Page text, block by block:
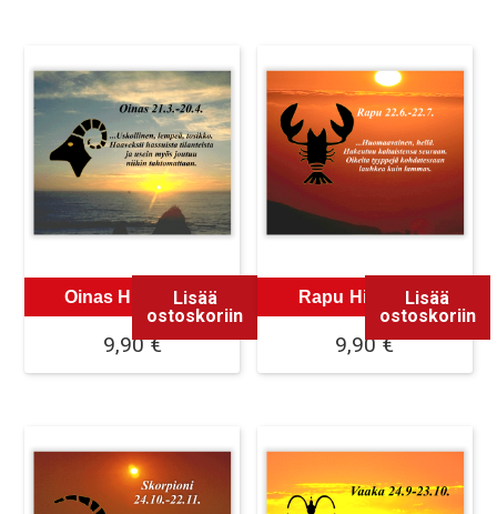
Oinas Hiirimatto
9,90€
Lisää
ostoskoriin
Rapu Hiirimatto
9,90€
Lisää
ostoskoriin